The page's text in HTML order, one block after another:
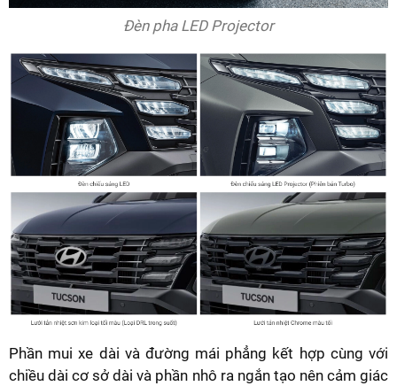
Đèn pha LED Projector
Phần mui xe dài và đường mái phẳng kết hợp cùng với
chiều dài cơ sở dài và phần nhô ra ngắn tạo nên cảm giác